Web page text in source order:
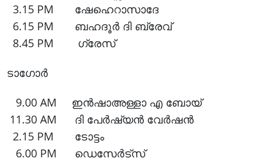
3.15 PM ഷേഹെറാസാദേ
6.15 PM ബഹദൂർ ദി ബ്രേവ്
8.45 PM ഗ്രേസ്
ടാഗോർ
9.00 AM ഇൻഷാഅള്ളാ എ ബോയ്
11.30 AM ദി പേർഷ്യൻ വേർഷൻ
2.15 PM ടോട്ടം
6.00 PM ഡെസേർട്സ്